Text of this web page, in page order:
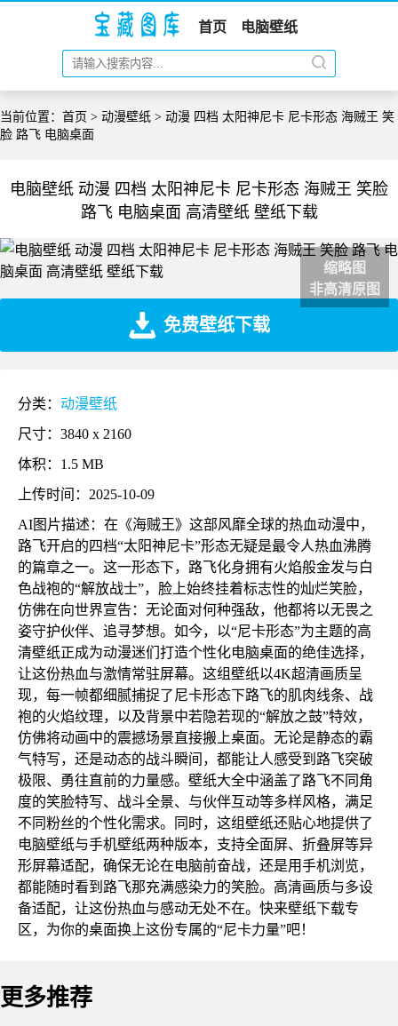
首页 电脑壁纸
当前位置： 首页 > 动漫壁纸 > 动漫 四档 太阳神尼卡 尼卡形态 海贼王 笑
脸 路飞 电脑桌面
电脑壁纸 动漫 四档 太阳神尼卡 尼卡形态 海贼王 笑脸
路飞 电脑桌面 高清壁纸 壁纸下载
缩略图
非高清原图
免费壁纸下载
分类： 动漫壁纸
尺寸：3840 x 2160
体积：1.5 MB
上传时间：2025-10-09
AI图片描述：在《海贼王》这部风靡全球的热血动漫中，
路飞开启的四档“太阳神尼卡”形态无疑是最令人热血沸腾
的篇章之一。这一形态下，路飞化身拥有火焰般金发与白
色战袍的“解放战士”，脸上始终挂着标志性的灿烂笑脸，
仿佛在向世界宣告：无论面对何种强敌，他都将以无畏之
姿守护伙伴、追寻梦想。如今，以“尼卡形态”为主题的高
清壁纸正成为动漫迷们打造个性化电脑桌面的绝佳选择，
让这份热血与激情常驻屏幕。这组壁纸以4K超清画质呈
现，每一帧都细腻捕捉了尼卡形态下路飞的肌肉线条、战
袍的火焰纹理，以及背景中若隐若现的“解放之鼓”特效，
仿佛将动画中的震撼场景直接搬上桌面。无论是静态的霸
气特写，还是动态的战斗瞬间，都能让人感受到路飞突破
极限、勇往直前的力量感。壁纸大全中涵盖了路飞不同角
度的笑脸特写、战斗全景、与伙伴互动等多样风格，满足
不同粉丝的个性化需求。同时，这组壁纸还贴心地提供了
电脑壁纸与手机壁纸两种版本，支持全面屏、折叠屏等异
形屏幕适配，确保无论在电脑前奋战，还是用手机浏览，
都能随时看到路飞那充满感染力的笑脸。高清画质与多设
备适配，让这份热血与感动无处不在。快来壁纸下载专
区，为你的桌面换上这份专属的“尼卡力量”吧！
更多推荐